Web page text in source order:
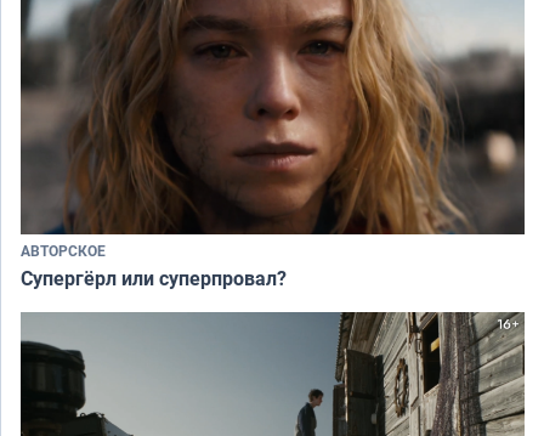
АВТОРСКОЕ
Супергёрл или суперпровал?